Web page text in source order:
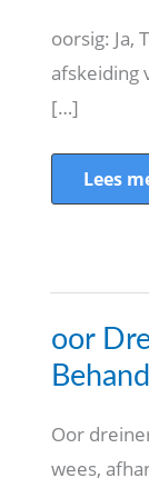
oorsig: Ja,
afskeiding
[…]
Lees
oor
Oor
wees,
oor
3